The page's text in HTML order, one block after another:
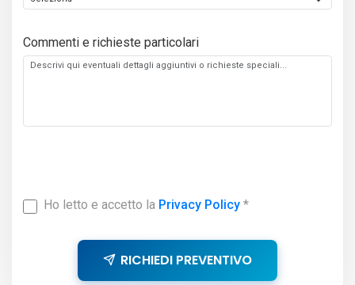
Commenti e richieste particolari
Ho letto e accetto la Privacy Policy*
RICHIEDI PREVENTIVO